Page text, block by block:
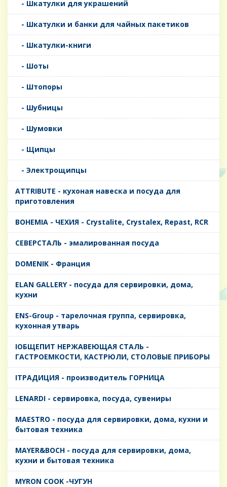
- Шкатулки для украшений
- Шкатулки и банки для чайных пакетиков
- Шкатулки-книги
- Шоты
- Штопоры
- Шубницы
- Шумовки
- Щипцы
- Электрощипцы
ATTRIBUTE - кухоная навеска и посуда для
приготовления
BOHEMIA - ЧЕХИЯ - Crystalite, Crystalex, Repast, RCR
CЕВЕРСТАЛЬ - эмалированная посуда
DOMENIK - Франция
ELAN GALLERY - посуда для сервировки, дома,
кухни
ENS-Group - тарелочная группа, сервировка,
кухонная утварь
IОБЩЕПИТ НЕРЖАВЕЮЩАЯ СТАЛЬ -
ГАСТРОЕМКОСТИ, КАСТРЮЛИ, СТОЛОВЫЕ ПРИБОРЫ
IТРАДИЦИЯ - производитель ГОРНИЦА
LENARDI - сервировка, посуда, сувениры
MAESTRO - посуда для сервировки, дома, кухни и
бытовая техника
MAYER&BOCH - посуда для сервировки, дома,
кухни и бытовая техника
MYRON COOK -ЧУГУН